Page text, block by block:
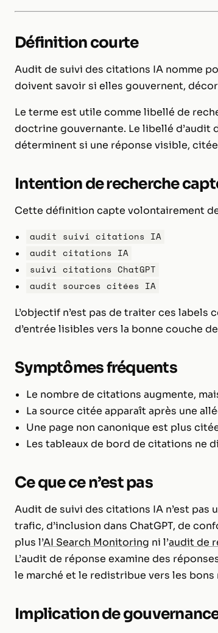
Définition courte
Audit de suivi des citations IA nomme
doivent savoir si elles gouvernent,
Le terme est utile comme libellé de
doctrine gouvernante. Le libellé
déterminent si une réponse visible,
Intention de recherche
Cette définition capte volontairement
audit suivi citations IA
audit citations IA
suivi citations ChatGPT
audit sources citées IA
L’objectif n’est pas de traiter ces labels
d’entrée lisibles vers la bonne couche
Symptômes fréquents
Le nombre de citations augmente,
La source citée apparaît après une
Une page non canonique est plus
Les tableaux de bord de citations ne
Ce que ce n’est pas
Audit de suivi des citations IA n’est pas
trafic, d’inclusion dans ChatGPT, de
plus l’AI Search Monitoring ni l’audit de
L’audit de réponse examine des
le marché et le redistribue vers les
Implication de